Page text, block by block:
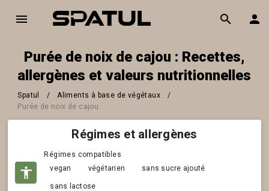
Purée de noix de cajou : Recettes,
allergènes et valeurs nutritionnelles
Spatul / Aliments à base de végétaux
/
Purée de noix de cajou
Régimes et allergènes
Régimes compatibles
vegan
végétarien sans sucre ajouté
sans lactose